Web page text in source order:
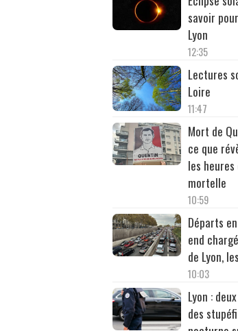
savoir
Lyon
12:35
Lectures
Loire
11:47
Mort de
ce que
les
mortelle
10:59
Départs
end
de Lyon,
10:03
Lyon :
des